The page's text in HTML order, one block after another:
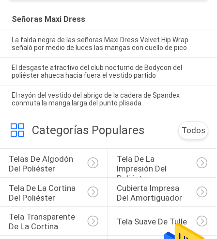
Señoras Maxi Dress
La falda negra de las señoras Maxi Dress Velvet Hip Wrap
señaló por medio de luces las mangas con cuello de pico
El desgaste atractivo del club nocturno de Bodycon del
poliéster ahueca hacia fuera el vestido partido
El rayón del vestido del abrigo de la cadera de Spandex
conmuta la manga larga del punto plisada
Categorías Populares Todos
Telas De Algodón
Del Poliéster
Tela De La
Impresión Del
Poliéster
Tela De La Cortina
Del Poliéster
Cubierta Impresa
Del Amortiguador
Tela Transparente
De La Cortina
Tela Suave De Tulle